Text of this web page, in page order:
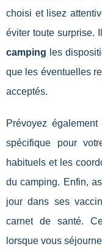
choisi et lisez
éviter toute surprise.
camping les
que les éventuelles
acceptés.
Prévoyez
spécifique pour
habituels et les
du camping. Enfin,
jour dans ses
carnet de santé.
lorsque vous